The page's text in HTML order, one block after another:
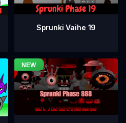
Sprunki Vaihe 19